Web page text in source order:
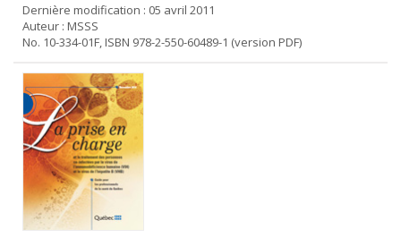
Dernière modification : 05 avril 2011
Auteur : MSSS
No. 10-334-01F, ISBN 978-2-550-60489-1 (version PDF)